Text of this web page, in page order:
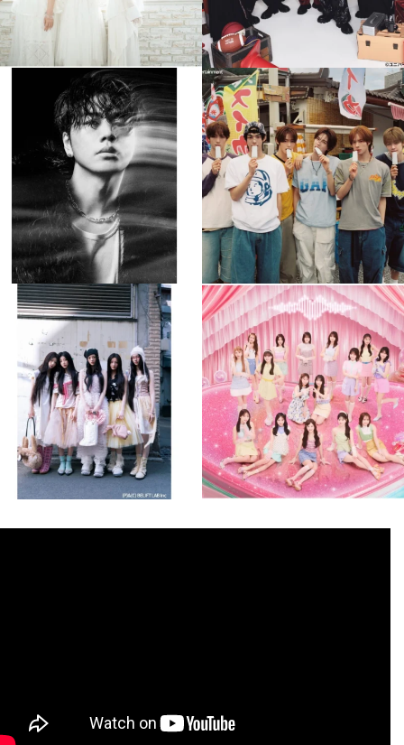
musicjapantv
💡8月特番放送決定！
...
8月 4
110 0
musicjapantv
💡8月特番放送決定！
...
8月 4
5 0
musicjapantv
💡8月特番放送決定！
8月 4
1 0
musicjapantv
💡8月特番放送決定！
...
8月 4
1 0